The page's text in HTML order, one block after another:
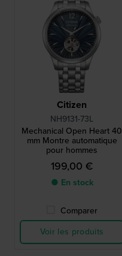
Citizen
NH9131-73L
Mechanical Open Heart 40
mm Montre automatique
pour hommes
199,00 €
● En stock
Comparer
Voir les produits